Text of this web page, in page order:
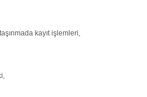
kayıt işlemleri,